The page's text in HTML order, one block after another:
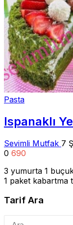
Pasta
Ispanaklı
Sevimli Mutfak 7
0 690
3 yumurta 1 buçuk
1 paket kabartma
Tarif Ara